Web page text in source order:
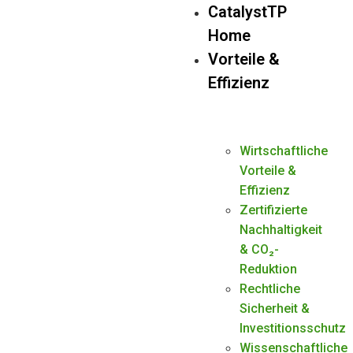
CatalystTP
Home
Vorteile &
Effizienz
Wirtschaftliche
Vorteile &
Effizienz
Zertifizierte
Nachhaltigkeit
& CO₂-
Reduktion
Rechtliche
Sicherheit &
Investitionsschutz
Wissenschaftliche
Zündverzug-
Effizienzanalyse)